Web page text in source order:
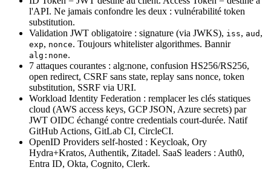
l'API. Ne jamais confondre les deux : vulnérabilité token
substitution.
Validation JWT obligatoire : signature (via JWKS), iss, aud ,
exp, nonce. Toujours whitelister algorithmes. Bannir
alg:none.
7 attaques courantes : alg:none, confusion HS256/RS256,
open redirect, CSRF sans state, replay sans nonce, token
substitution, SSRF via URI.
Workload Identity Federation : remplacer les clés statiques
cloud (AWS access keys, GCP JSON, Azure secrets) par
JWT OIDC échangé contre credentials court-durée. Natif
GitHub Actions, GitLab CI, CircleCI.
OpenID Providers self-hosted : Keycloak, Ory
Hydra+Kratos, Authentik, Zitadel. SaaS leaders : Auth0,
Entra ID, Okta, Cognito, Clerk.